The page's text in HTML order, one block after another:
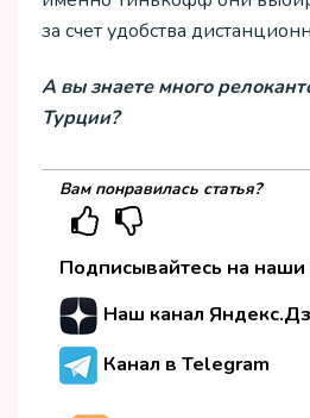
за счет удобства
А вы знаете много
Турции?
Вам понравилась статья?
Подписывайтесь на наши
Наш канал
Канал в Telegram